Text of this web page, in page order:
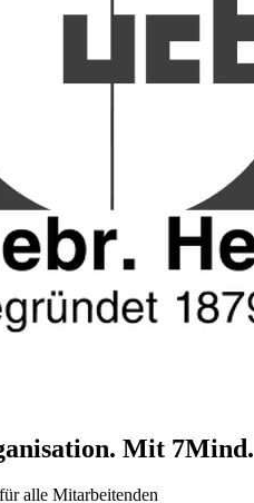
Mit 7Mind.
alle Mitarbeitenden